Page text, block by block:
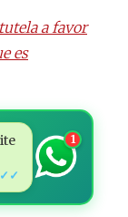
a favor
es
✓✓
1